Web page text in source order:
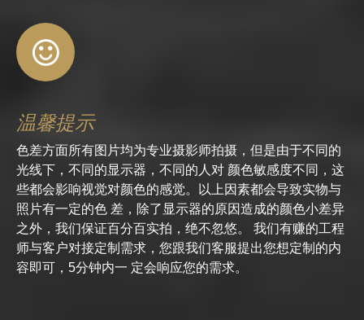
温馨提示
色差方面所有图片均为专业摄影师拍摄，但是由于不同的
光线下，不同的显示器，不同的人对 颜色敏感度不同，这
些都会影响视觉对颜色的感觉。以上因素都会导致实物与
照片有一定的色 差，除了显示器的原因造成的颜色小差异
之外，我们保证百分百实拍，绝不忽悠。 我们有赚的工程
师与客户对接定制需求，您跟我们客服提出您想定制的内
容即可，5分钟内一 定会响应您的需求。